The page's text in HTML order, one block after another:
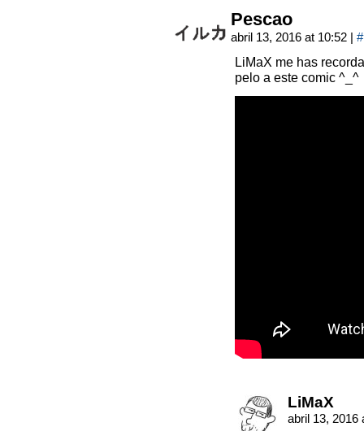
Pescao
abril 13, 2016 at 10:52 | #
LiMaX me has
pelo a este comic ^_^
LiMaX
abril 13, 2016